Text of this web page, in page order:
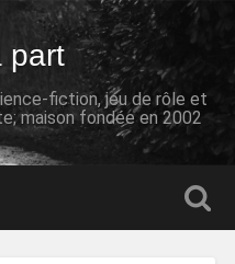
part
fiction, jeu de rôle et
maison fondée en 2002